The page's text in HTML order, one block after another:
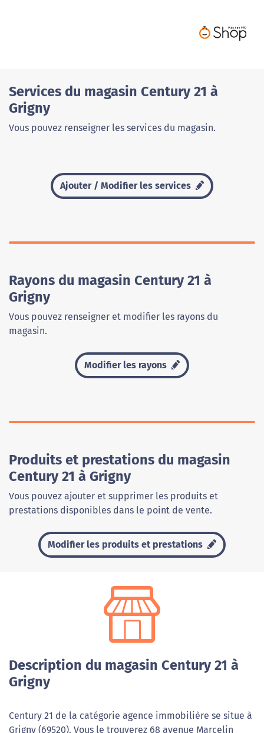
Services du magasin Century 21 à
Grigny
Vous pouvez renseigner les services du magasin.
Ajouter / Modifier les services
Rayons du magasin Century 21 à
Grigny
Vous pouvez renseigner et modifier les rayons du
magasin.
Modifier les rayons
Produits et prestations du magasin
Century 21 à Grigny
Vous pouvez ajouter et supprimer les produits et
prestations disponibles dans le point de vente.
Modifier les produits et prestations
Description du magasin Century 21 à
Grigny
Century 21 de la catégorie agence immobilière se situe à
Grigny (69520). Vous le trouverez 68 avenue Marcelin